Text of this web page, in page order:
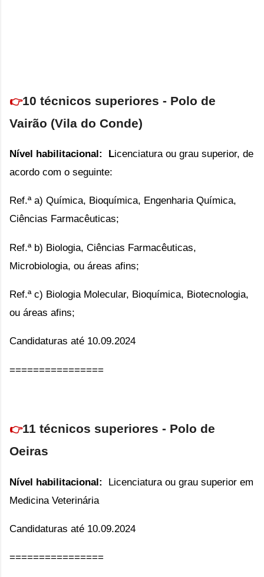
👉10 técnicos superiores - Polo de
Vairão (Vila do Conde)
Nível habilitacional: Licenciatura ou grau superior, de
acordo com o seguinte:
Ref.ª a) Química, Bioquímica, Engenharia Química,
Ciências Farmacêuticas;
Ref.ª b) Biologia, Ciências Farmacêuticas,
Microbiologia, ou áreas afins;
Ref.ª c) Biologia Molecular, Bioquímica, Biotecnologia,
ou áreas afins;
Candidaturas até 10.09.2024
================
👉11 técnicos superiores - Polo de
Oeiras
Nível habilitacional: Licenciatura ou grau superior em
Medicina Veterinária
Candidaturas até 10.09.2024
================